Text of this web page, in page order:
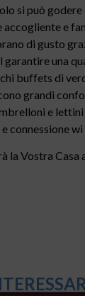
si può godere
accogliente e
di gusto
garantire una
buffets di
grandi
e
connessione wi
la Vostra Casa